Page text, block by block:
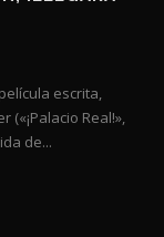
película escrita,
Real!»,
de...